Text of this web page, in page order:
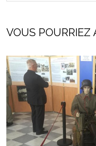
VOUS POURRIEZ